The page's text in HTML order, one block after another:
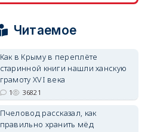
Читаемое
Как в Крыму в переплёте
старинной книги нашли ханскую
грамоту XVI века
1 36821
Пчеловод рассказал, как
правильно хранить мёд